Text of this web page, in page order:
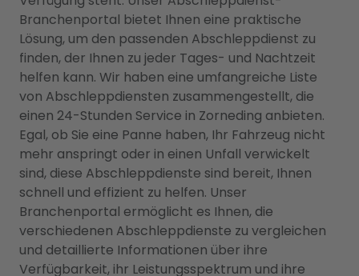
Branchenportal bietet Ihnen eine praktische
Lösung, um den passenden Abschleppdienst zu
finden, der Ihnen zu jeder Tages- und Nachtzeit
helfen kann. Wir haben eine umfangreiche Liste
von Abschleppdiensten zusammengestellt, die
einen 24-Stunden Service in Zorneding anbieten.
Egal, ob Sie eine Panne haben, Ihr Fahrzeug nicht
mehr anspringt oder in einen Unfall verwickelt
sind, diese Abschleppdienste sind bereit, Ihnen
schnell und effizient zu helfen. Unser
Branchenportal ermöglicht es Ihnen, die
verschiedenen Abschleppdienste zu vergleichen
und detaillierte Informationen über ihre
Verfügbarkeit, ihr Leistungsspektrum und ihre